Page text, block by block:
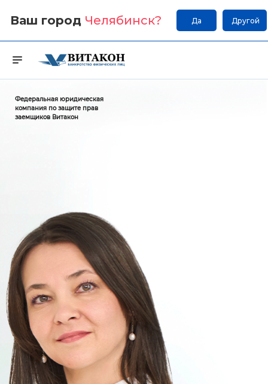
Ваш город Челябинск? Да Другой
Федеральная юридическая
компания по защите прав
заемщиков Витакон